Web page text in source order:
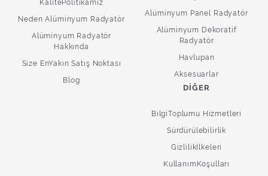
KalitePolitikamız
Neden Alüminyum Radyatör
Alüminyum Radyatör
Hakkında
Size EnYakın Satış Noktası
Blog
Alüminyum Panel Radyatör
Alüminyum Dekoratif
Radyatör
Havlupan
Aksesuarlar
DIĞER
BilgiToplumu Hizmetleri
Sürdürülebilirlik
Gizlilikİlkeleri
KullanımKoşulları